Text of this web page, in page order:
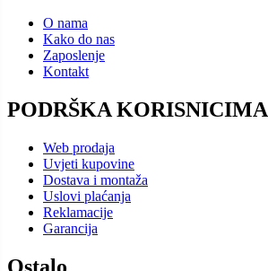
O nama
Kako do nas
Zaposlenje
Kontakt
PODRŠKA KORISNICIMA
Web prodaja
Uvjeti kupovine
Dostava i montaža
Uslovi plaćanja
Reklamacije
Garancija
Ostalo